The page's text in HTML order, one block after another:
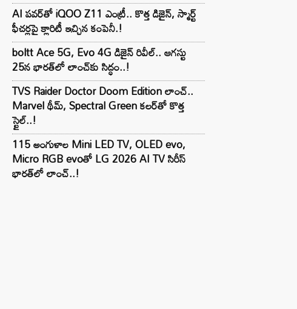
AI పవర్‌తో iQOO Z11 ఎంట్రీ.. కొత్త డిజైన్, స్మార్ట్
ఫీచర్లపై క్లారిటీ ఇచ్చిన కంపెనీ.!
boltt Ace 5G, Evo 4G డిజైన్ రివీల్.. ఆగస్టు
25న భారత్‌లో లాంచ్‌కు సిద్ధం..!
TVS Raider Doctor Doom Edition లాంచ్..
Marvel థీమ్, Spectral Green కలర్‌తో కొత్త
స్టైల్..!
115 అంగుళాల Mini LED TV, OLED evo,
Micro RGB evoతో LG 2026 AI TV సిరీస్
భారత్‌లో లాంచ్..!